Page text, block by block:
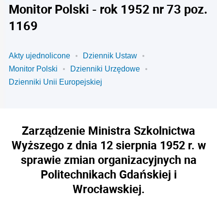
Monitor Polski - rok 1952 nr 73 poz.
1169
Akty ujednolicone
Dziennik Ustaw
Monitor Polski
Dzienniki Urzędowe
Dzienniki Unii Europejskiej
Zarządzenie Ministra Szkolnictwa
Wyższego z dnia 12 sierpnia 1952 r. w
sprawie zmian organizacyjnych na
Politechnikach Gdańskiej i
Wrocławskiej.